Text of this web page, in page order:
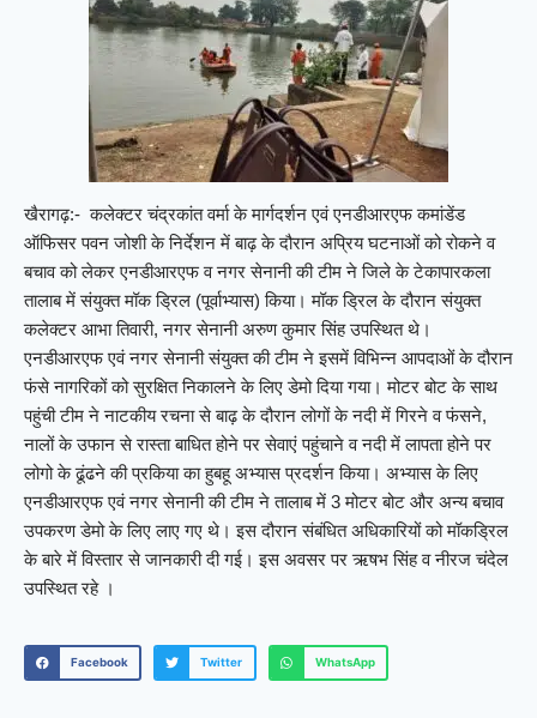
खैरागढ़:- कलेक्टर चंद्रकांत वर्मा के मार्गदर्शन एवं एनडीआरएफ कमांडेंड
ऑफिसर पवन जोशी के निर्देशन में बाढ़ के दौरान अप्रिय घटनाओं को रोकने व
बचाव को लेकर एनडीआरएफ व नगर सेनानी की टीम ने जिले के टेकापारकला
तालाब में संयुक्त मॉक ड्रिल (पूर्वाभ्यास) किया। मॉक ड्रिल के दौरान संयुक्त
कलेक्टर आभा तिवारी, नगर सेनानी अरुण कुमार सिंह उपस्थित थे।
एनडीआरएफ एवं नगर सेनानी संयुक्त की टीम ने इसमें विभिन्न आपदाओं के दौरान
फंसे नागरिकों को सुरक्षित निकालने के लिए डेमो दिया गया। मोटर बोट के साथ
पहुंची टीम ने नाटकीय रचना से बाढ़ के दौरान लोगों के नदी में गिरने व फंसने,
नालों के उफान से रास्ता बाधित होने पर सेवाएं पहुंचाने व नदी में लापता होने पर
लोगो के ढूंढने की प्रकिया का हुबहू अभ्यास प्रदर्शन किया। अभ्यास के लिए
एनडीआरएफ एवं नगर सेनानी की टीम ने तालाब में 3 मोटर बोट और अन्य बचाव
उपकरण डेमो के लिए लाए गए थे। इस दौरान संबंधित अधिकारियों को मॉकड्रिल
के बारे में विस्तार से जानकारी दी गई। इस अवसर पर ऋषभ सिंह व नीरज चंदेल
उपस्थित रहे ।
Facebook Twitter WhatsApp